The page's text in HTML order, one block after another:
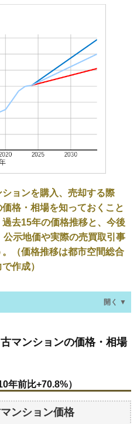
ョンを購入、売却する際
格・相場を知っておくこと
去15年の価格推移と、今後
示地価や実際の売買取引事
（価格推移は都市空間総合
作成）
開く ▼
？
マンションの価格・相場
年前比+70.8%）
ンション価格